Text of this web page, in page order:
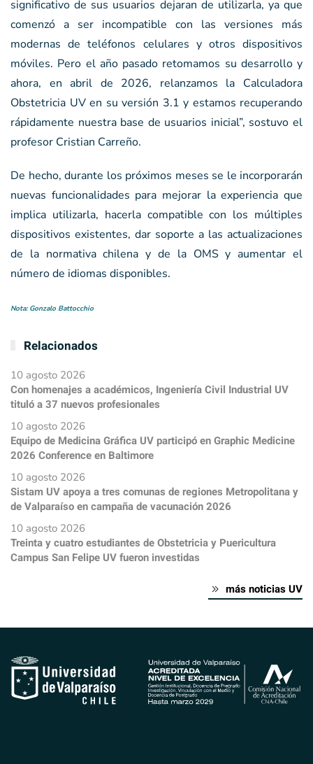
significativo de sus usuarios dejaran de utilizarla, ya que
comenzó a ser incompatible con las versiones más
modernas de teléfonos celulares y otros dispositivos
móviles. Pero el año pasado retomamos su desarrollo y
ahora, en abril de 2026, relanzamos la Calculadora
Obstetricia UV en su versión 3.1 y estamos recuperando
rápidamente nuestra base de usuarios inicial”, sostuvo el
profesor Cristian Carreño.
De hecho, durante los próximos meses se le incorporarán
nuevas funcionalidades para mejorar la experiencia que
implica utilizarla, hacerla compatible con los múltiples
dispositivos existentes, dar soporte a las actualizaciones
de la normativa chilena y de la OMS y aumentar el
número de idiomas disponibles.
Nota: Gonzalo Battocchio
Relacionados
10 agosto 2026
Con homenajes a académicos, Ingeniería Civil Industrial UV
tituló a 37 nuevos profesionales
10 agosto 2026
Equipo de Medicina Gráfica UV participó en Graphic Medicine
2026 Conference en Baltimore
10 agosto 2026
Sistam UV apoya a tres comunas de regiones Metropolitana y
de Valparaíso en campaña de vacunación 2026
10 agosto 2026
Treinta y cuatro estudiantes de Obstetricia y Puericultura
Campus San Felipe UV fueron investidas
más noticias UV